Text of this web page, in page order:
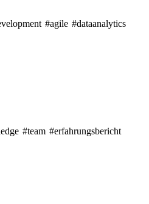
#agile #dataanalytics
#team #erfahrungsbericht